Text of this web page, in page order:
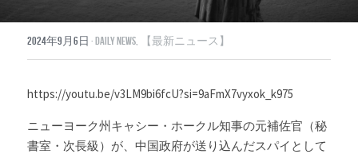
Southeast Asia
Russia News
2024年9月6日 ·Daily News, 【最新ニュース】
https://youtu.be/v3LM9bi6fcU?si=9aFmX7vyxok_k975
ニューヨーク州キャシー・ホークル知事の元補佐官（秘
書室・次長級）が、中国政府が送り込んだスパイとして